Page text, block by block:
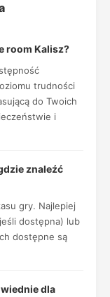
room Kalisz?
trudności
do Twoich
i
znaleźć
gry. Najlepiej
dostępna) lub
dostępne są
dla